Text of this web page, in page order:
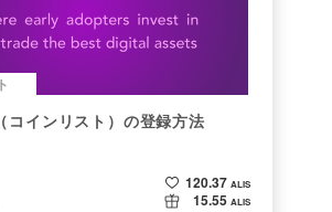
インリスト）の登録方法
120.37 ALIS
15.55 ALIS